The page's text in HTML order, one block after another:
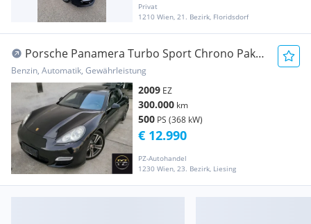
Privat
1210 Wien, 21. Bezirk, Floridsdorf
Porsche Panamera Turbo Sport Chrono Paket
** EXPORT ...
Benzin, Automatik, Gewährleistung
2009 EZ
300.000 km
500 PS (368 kW)
PZ-Autohandel
1230 Wien, 23. Bezirk, Liesing
€ 12.990